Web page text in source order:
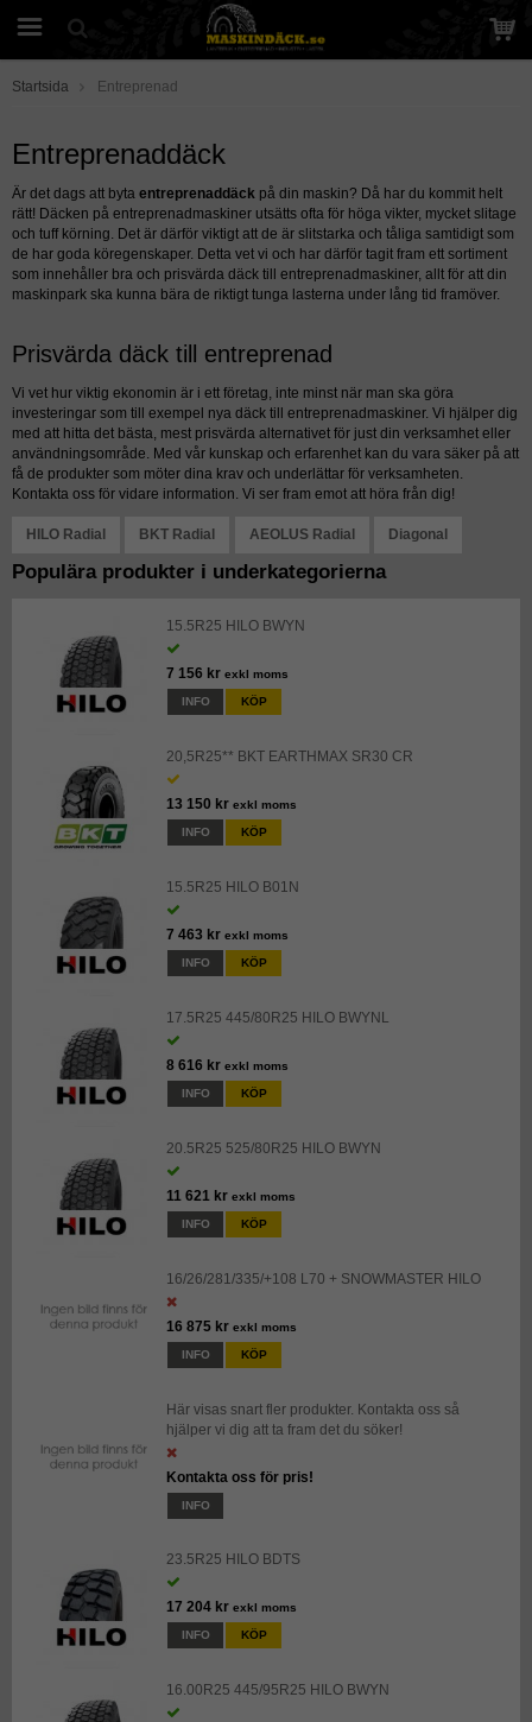
Startsida Entreprenad
Entreprenaddäck
Är det dags att byta entreprenaddäck på din maskin? Då har du kommit helt
rätt! Däcken på entreprenadmaskiner utsätts ofta för höga vikter, mycket slitage
och tuff körning. Det är därför viktigt att de är slitstarka och tåliga samtidigt som
de har goda köregenskaper. Detta vet vi och har därför tagit fram ett sortiment
som innehåller bra och prisvärda däck till entreprenadmaskiner, allt för att din
maskinpark ska kunna bära de riktigt tunga lasterna under lång tid framöver.
Prisvärda däck till entreprenad
Vi vet hur viktig ekonomin är i ett företag, inte minst när man ska göra
investeringar som till exempel nya däck till entreprenadmaskiner. Vi hjälper dig
med att hitta det bästa, mest prisvärda alternativet för just din verksamhet eller
användningsområde. Med vår kunskap och erfarenhet kan du vara säker på att
få de produkter som möter dina krav och underlättar för verksamheten.
Kontakta oss för vidare information. Vi ser fram emot att höra från dig!
HILO Radial BKT Radial AEOLUS Radial Diagonal
Populära produkter i underkategorierna
15.5R25 HILO BWYN
7 156 kr exkl moms
INFO KÖP
20,5R25** BKT EARTHMAX SR30 CR
13 150 kr exkl moms
INFO KÖP
15.5R25 HILO B01N
7 463 kr exkl moms
INFO KÖP
17.5R25 445/80R25 HILO BWYNL
8 616 kr exkl moms
INFO KÖP
20.5R25 525/80R25 HILO BWYN
11 621 kr exkl moms
INFO KÖP
16/26/281/335/+108 L70 + SNOWMASTER HILO
16 875 kr exkl moms
INFO KÖP
Här visas snart fler produkter. Kontakta oss så
hjälper vi dig att ta fram det du söker!
Kontakta oss för pris!
INFO
23.5R25 HILO BDTS
17 204 kr exkl moms
INFO KÖP
16.00R25 445/95R25 HILO BWYN